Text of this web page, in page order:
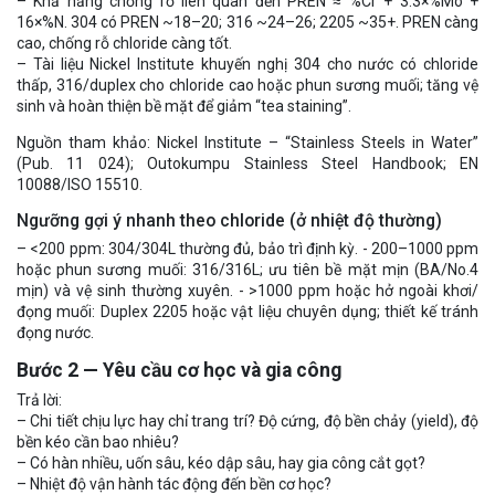
16×%N. 304 có PREN ~18–20; 316 ~24–26; 2205 ~35+. PREN càng
cao, chống rỗ chloride càng tốt.
– Tài liệu Nickel Institute khuyến nghị 304 cho nước có chloride
thấp, 316/duplex cho chloride cao hoặc phun sương muối; tăng vệ
sinh và hoàn thiện bề mặt để giảm “tea staining”.
Nguồn tham khảo: Nickel Institute – “Stainless Steels in Water”
(Pub. 11 024); Outokumpu Stainless Steel Handbook; EN
10088/ISO 15510.
Ngưỡng gợi ý nhanh theo chloride (ở nhiệt độ thường)
– <200 ppm: 304/304L thường đủ, bảo trì định kỳ. - 200–1000 ppm
hoặc phun sương muối: 316/316L; ưu tiên bề mặt mịn (BA/No.4
mịn) và vệ sinh thường xuyên. - >1000 ppm hoặc hở ngoài khơi/
đọng muối: Duplex 2205 hoặc vật liệu chuyên dụng; thiết kế tránh
đọng nước.
Bước 2 — Yêu cầu cơ học và gia công
Trả lời:
– Chi tiết chịu lực hay chỉ trang trí? Độ cứng, độ bền chảy (yield), độ
bền kéo cần bao nhiêu?
– Có hàn nhiều, uốn sâu, kéo dập sâu, hay gia công cắt gọt?
– Nhiệt độ vận hành tác động đến bền cơ học?